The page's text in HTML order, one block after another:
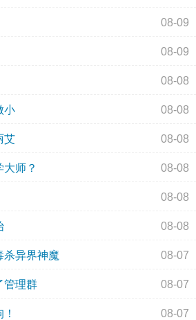
08-09
08-09
08-08
小 08-08
艾 08-08
师？ 08-08
08-08
08-08
杀异界神魔 08-07
管理群 08-07
08-07